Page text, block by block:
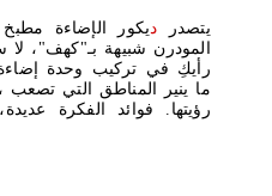
يتصدر د
المودرن شبيهة بـ"كهف"، لا
رأيكِ في تركيب وحدة
رؤيتها. فوائد الفكرة